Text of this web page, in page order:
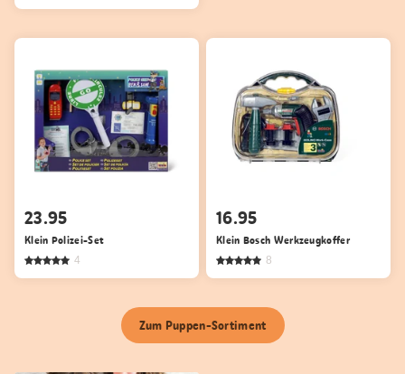
23.95
Klein Polizei-Set
4
16.95
Klein Bosch Werkzeugkoffer
8
Zum Puppen-Sortiment